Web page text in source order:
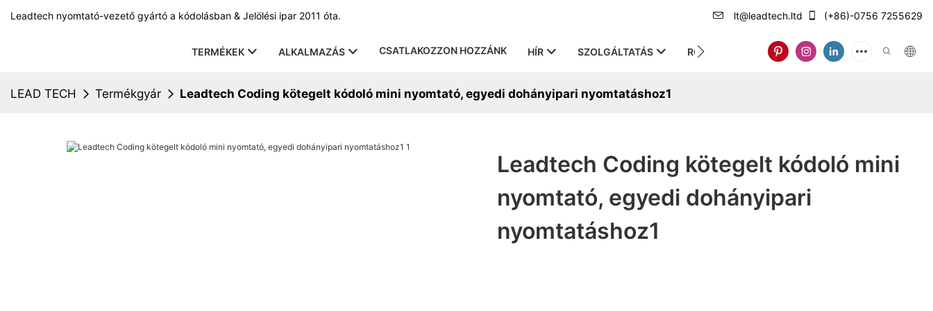
Leadtech nyomtató-vezető gyártó a kódolásban & Jelölési ipar 2011 óta. lt@leadtech.ltd (+86)-0756 7255629
TERMÉKEK ALKALMAZÁS CSATLAKOZZON HOZZÁNK HÍR SZOLGÁLTATÁS RÓLUNK
LEAD TECH Termékgyár Leadtech Coding kötegelt kódoló mini nyomtató, egyedi dohányipari nyomtatáshoz1
Leadtech Coding kötegelt kódoló mini
nyomtató, egyedi dohányipari
nyomtatáshoz1